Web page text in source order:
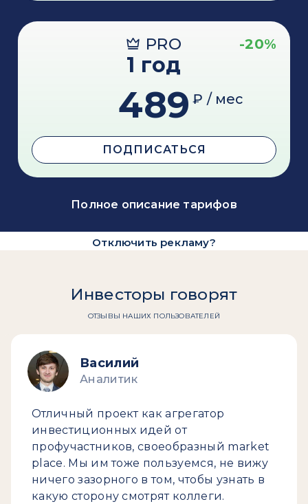
PRO -20%
1 год
489 ₽ / мес
ПОДПИСАТЬСЯ
Полное описание тарифов
Отключить рекламу?
Инвесторы говорят
ОТЗЫВЫ НАШИХ ПОЛЬЗОВАТЕЛЕЙ
Василий
Аналитик
Отличный проект как агрегатор
инвестиционных идей от
профучастников, своеобразный market
place. Мы им тоже пользуемся, не вижу
ничего зазорного в том, чтобы узнать в
какую сторону смотрят коллеги.